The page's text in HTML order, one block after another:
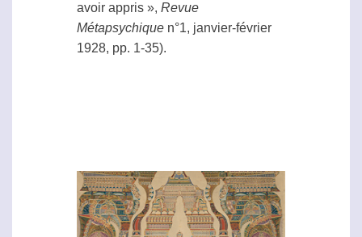
avoir appris », Revue
Métapsychique n°1, janvier-février
1928, pp. 1-35).